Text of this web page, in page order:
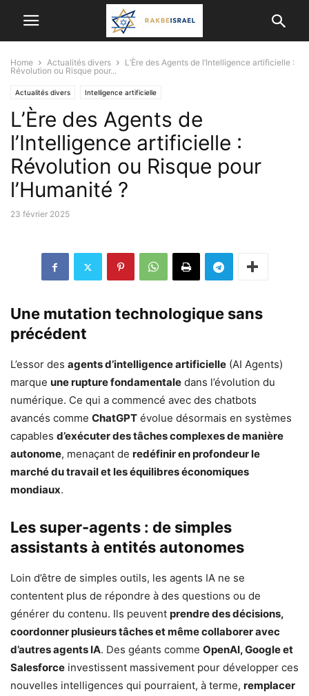
Home Actualités divers
L’Ère des Agents de l’Intelligence artificielle :
Révolution ou Risque pour...
Actualités divers Intelligence artificielle
L’Ère des Agents de
l’Intelligence artificielle :
Révolution ou Risque pour
l’Humanité ?
23 février 2025
Une mutation technologique sans
précédent
L’essor des agents d’intelligence artificielle (AI Agents)
marque une rupture fondamentale dans l’évolution du
numérique. Ce qui a commencé avec des chatbots
avancés comme ChatGPT évolue désormais en systèmes
capables d’exécuter des tâches complexes de manière
autonome, menaçant de redéfinir en profondeur le
marché du travail et les équilibres économiques
mondiaux.
Les super-agents : de simples
assistants à entités autonomes
Loin d’être de simples outils, les agents IA ne se
contentent plus de répondre à des questions ou de
générer du contenu. Ils peuvent prendre des décisions,
coordonner plusieurs tâches et même collaborer avec
d’autres agents IA. Des géants comme OpenAI, Google et
Salesforce investissent massivement pour développer ces
nouvelles intelligences qui pourraient, à terme, remplacer